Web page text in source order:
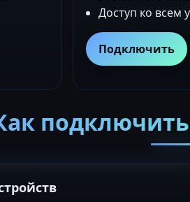
Доступ ко всем
Подключить